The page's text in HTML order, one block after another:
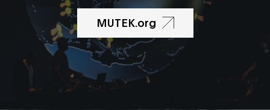
MUTEK.org